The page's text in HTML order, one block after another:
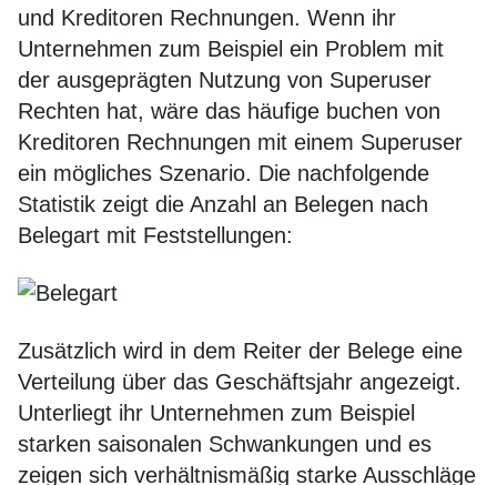
und Kreditoren Rechnungen. Wenn ihr
Unternehmen zum Beispiel ein Problem mit
der ausgeprägten Nutzung von Superuser
Rechten hat, wäre das häufige buchen von
Kreditoren Rechnungen mit einem Superuser
ein mögliches Szenario. Die nachfolgende
Statistik zeigt die Anzahl an Belegen nach
Belegart mit Feststellungen:
Zusätzlich wird in dem Reiter der Belege eine
Verteilung über das Geschäftsjahr angezeigt.
Unterliegt ihr Unternehmen zum Beispiel
starken saisonalen Schwankungen und es
zeigen sich verhältnismäßig starke Ausschläge